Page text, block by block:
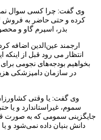
وی گفت: چرا کسی سوال
کرده و حتی حاضر به فروش
بذر، اسپرم گاو و
ارجمند عین‌الدین اضافه
انتظار می رود قبل از
بخواهیم بودجه‌های نجومی برای
در سازمان دامپزشکی
سموم، غیراستاندارد و یا
جایگزینی سمومی که به صورت
دانش بنیان داده نمی‌شود و